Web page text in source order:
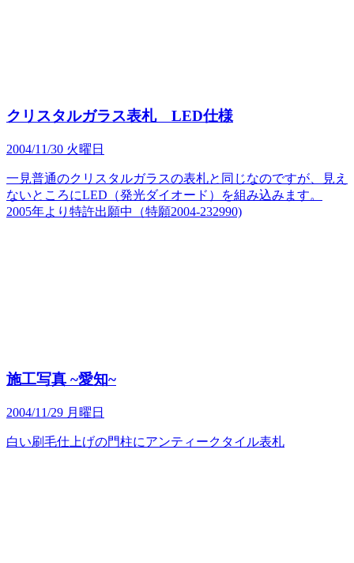
クリスタルガラス表札 LED仕様
2004/11/30 火曜日
一見普通のクリスタルガラスの表札と同じなのですが、見え
ないところにLED（発光ダイオード）を組み込みます。
2005年より特許出願中（特願2004-232990)
施工写真 ~愛知~
2004/11/29 月曜日
白い刷毛仕上げの門柱にアンティークタイル表札